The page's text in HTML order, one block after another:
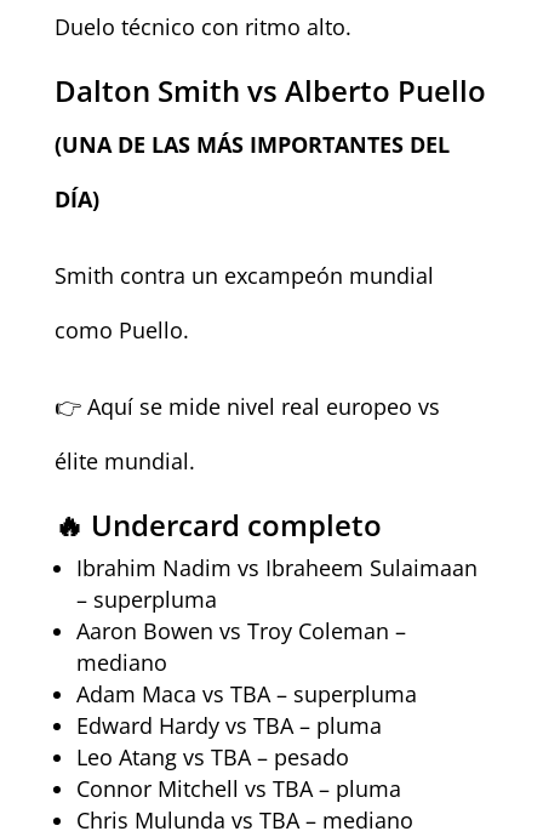
Duelo técnico con ritmo alto.
Dalton Smith vs Alberto Puello
(UNA DE LAS MÁS IMPORTANTES DEL
DÍA)
Smith contra un excampeón mundial
como Puello.
👉 Aquí se mide nivel real europeo vs
élite mundial.
🔥 Undercard completo
Ibrahim Nadim vs Ibraheem Sulaimaan
– superpluma
Aaron Bowen vs Troy Coleman –
mediano
Adam Maca vs TBA – superpluma
Edward Hardy vs TBA – pluma
Leo Atang vs TBA – pesado
Connor Mitchell vs TBA – pluma
Chris Mulunda vs TBA – mediano